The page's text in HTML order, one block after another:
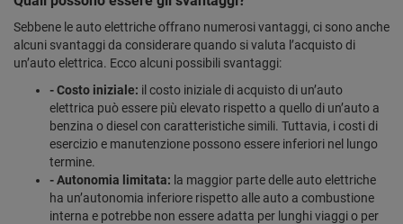
Sebbene le auto elettriche offrano numerosi vantaggi, ci sono anche
alcuni svantaggi da considerare quando si valuta l’acquisto di
un’auto elettrica. Ecco alcuni possibili svantaggi:
- Costo iniziale: il costo iniziale di acquisto di un’auto
elettrica può essere più elevato rispetto a quello di un’auto a
benzina o diesel con caratteristiche simili. Tuttavia, i costi di
esercizio e manutenzione possono essere inferiori nel lungo
termine.
- Autonomia limitata: la maggior parte delle auto elettriche
ha un’autonomia inferiore rispetto alle auto a combustione
interna e potrebbe non essere adatta per lunghi viaggi o per